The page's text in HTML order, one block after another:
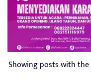
Showing posts with